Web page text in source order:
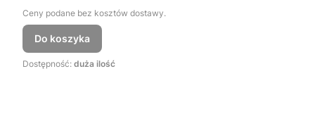
Ceny podane bez kosztów dostawy.
Do koszyka
Dostępność: duża ilość